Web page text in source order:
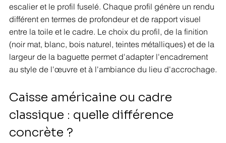
escalier et le profil fuselé. Chaque profil génère un rendu
différent en termes de profondeur et de rapport visuel
entre la toile et le cadre. Le choix du profil, de la finition
(noir mat, blanc, bois naturel, teintes métalliques) et de la
largeur de la baguette permet d'adapter l'encadrement
au style de l'œuvre et à l'ambiance du lieu d'accrochage.
Caisse américaine ou cadre
classique : quelle différence
concrète ?